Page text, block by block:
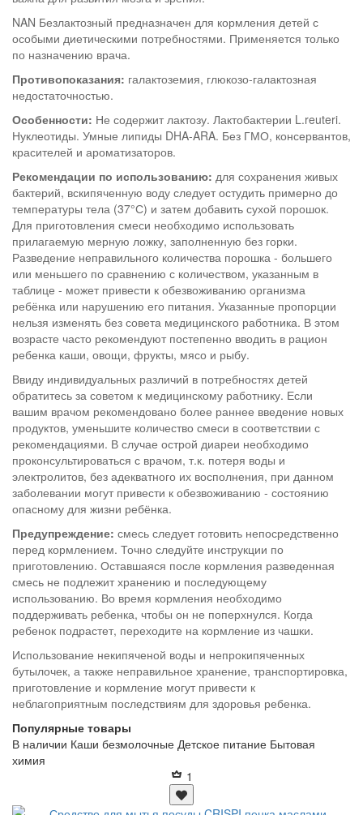
NAN Безлактозный предназначен для кормления детей с
особыми диетическими потребностями. Применяется только
по назначению врача.
Противопоказания: галактоземия, глюкозо-галактозная
недостаточностью.
Особенности: Не содержит лактозу. Лактобактерии L.reuteri.
Нуклеотиды. Умные липиды DHA-ARA. Без ГМО, консервантов,
красителей и ароматизаторов.
Рекомендации по использованию: для сохранения живых
бактерий, вскипяченную воду следует остудить примерно до
температуры тела (37°С) и затем добавить сухой порошок.
Для приготовления смеси необходимо использовать
прилагаемую мерную ложку, заполненную без горки.
Разведение неправильного количества порошка - большего
или меньшего по сравнению с количеством, указанным в
таблице - может привести к обезвоживанию организма
ребёнка или нарушению его питания. Указанные пропорции
нельзя изменять без совета медицинского работника. В этом
возрасте часто рекомендуют постепенно вводить в рацион
ребенка каши, овощи, фрукты, мясо и рыбу.
Ввиду индивидуальных различий в потребностях детей
обратитесь за советом к медицинскому работнику. Если
вашим врачом рекомендовано более раннее введение новых
продуктов, уменьшите количество смеси в соответствии с
рекомендациями. В случае острой диареи необходимо
проконсультироваться с врачом, т.к. потеря воды и
электролитов, без адекватного их восполнения, при данном
заболевании могут привести к обезвоживанию - состоянию
опасному для жизни ребёнка.
Предупреждение: смесь следует готовить непосредственно
перед кормлением. Точно следуйте инструкции по
приготовлению. Оставшаяся после кормления разведенная
смесь не подлежит хранению и последующему
использованию. Во время кормления необходимо
поддерживать ребенка, чтобы он не поперхнулся. Когда
ребенок подрастет, переходите на кормление из чашки.
Использование некипяченой воды и непрокипяченных
бутылочек, а также неправильное хранение, транспортировка,
приготовление и кормление могут привести к
неблагоприятным последствиям для здоровья ребенка.
Популярные товары
В наличии Каши безмолочные Детское питание Бытовая
химия
1